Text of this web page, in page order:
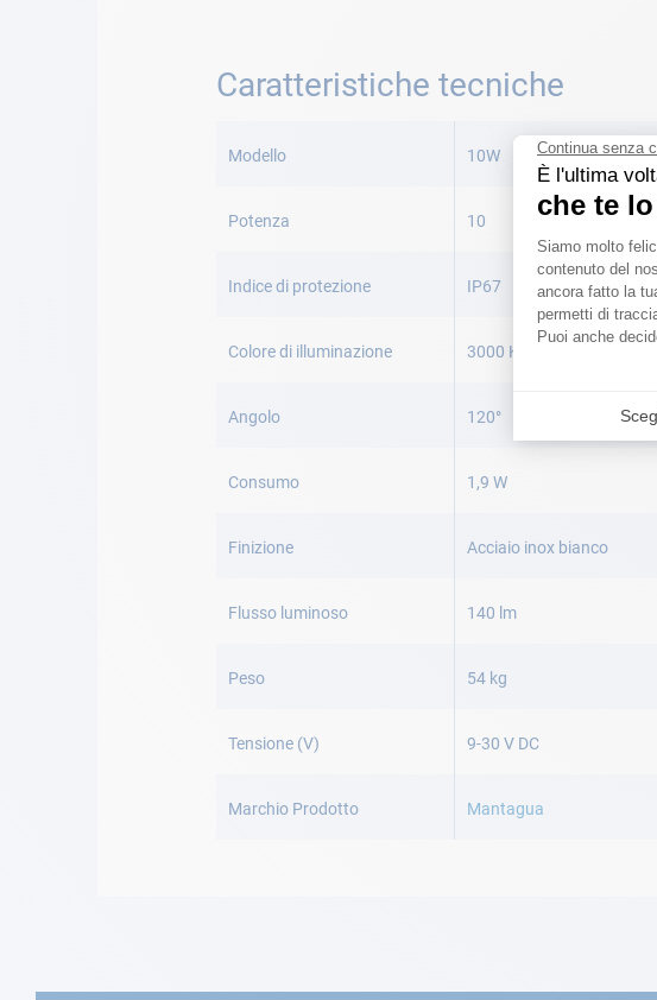
Caratteristiche tecniche
Informazioni
Modello 10W
Potenza 10
Indice di protezione IP67
Colore di illuminazione 3000 K bianco caldo
Angolo 120°
Consumo 1,9 W
Finizione Acciaio inox bianco
Flusso luminoso 140 lm
Peso 54 kg
Tensione (V) 9-30 V DC
Marchio Prodotto Mantagua